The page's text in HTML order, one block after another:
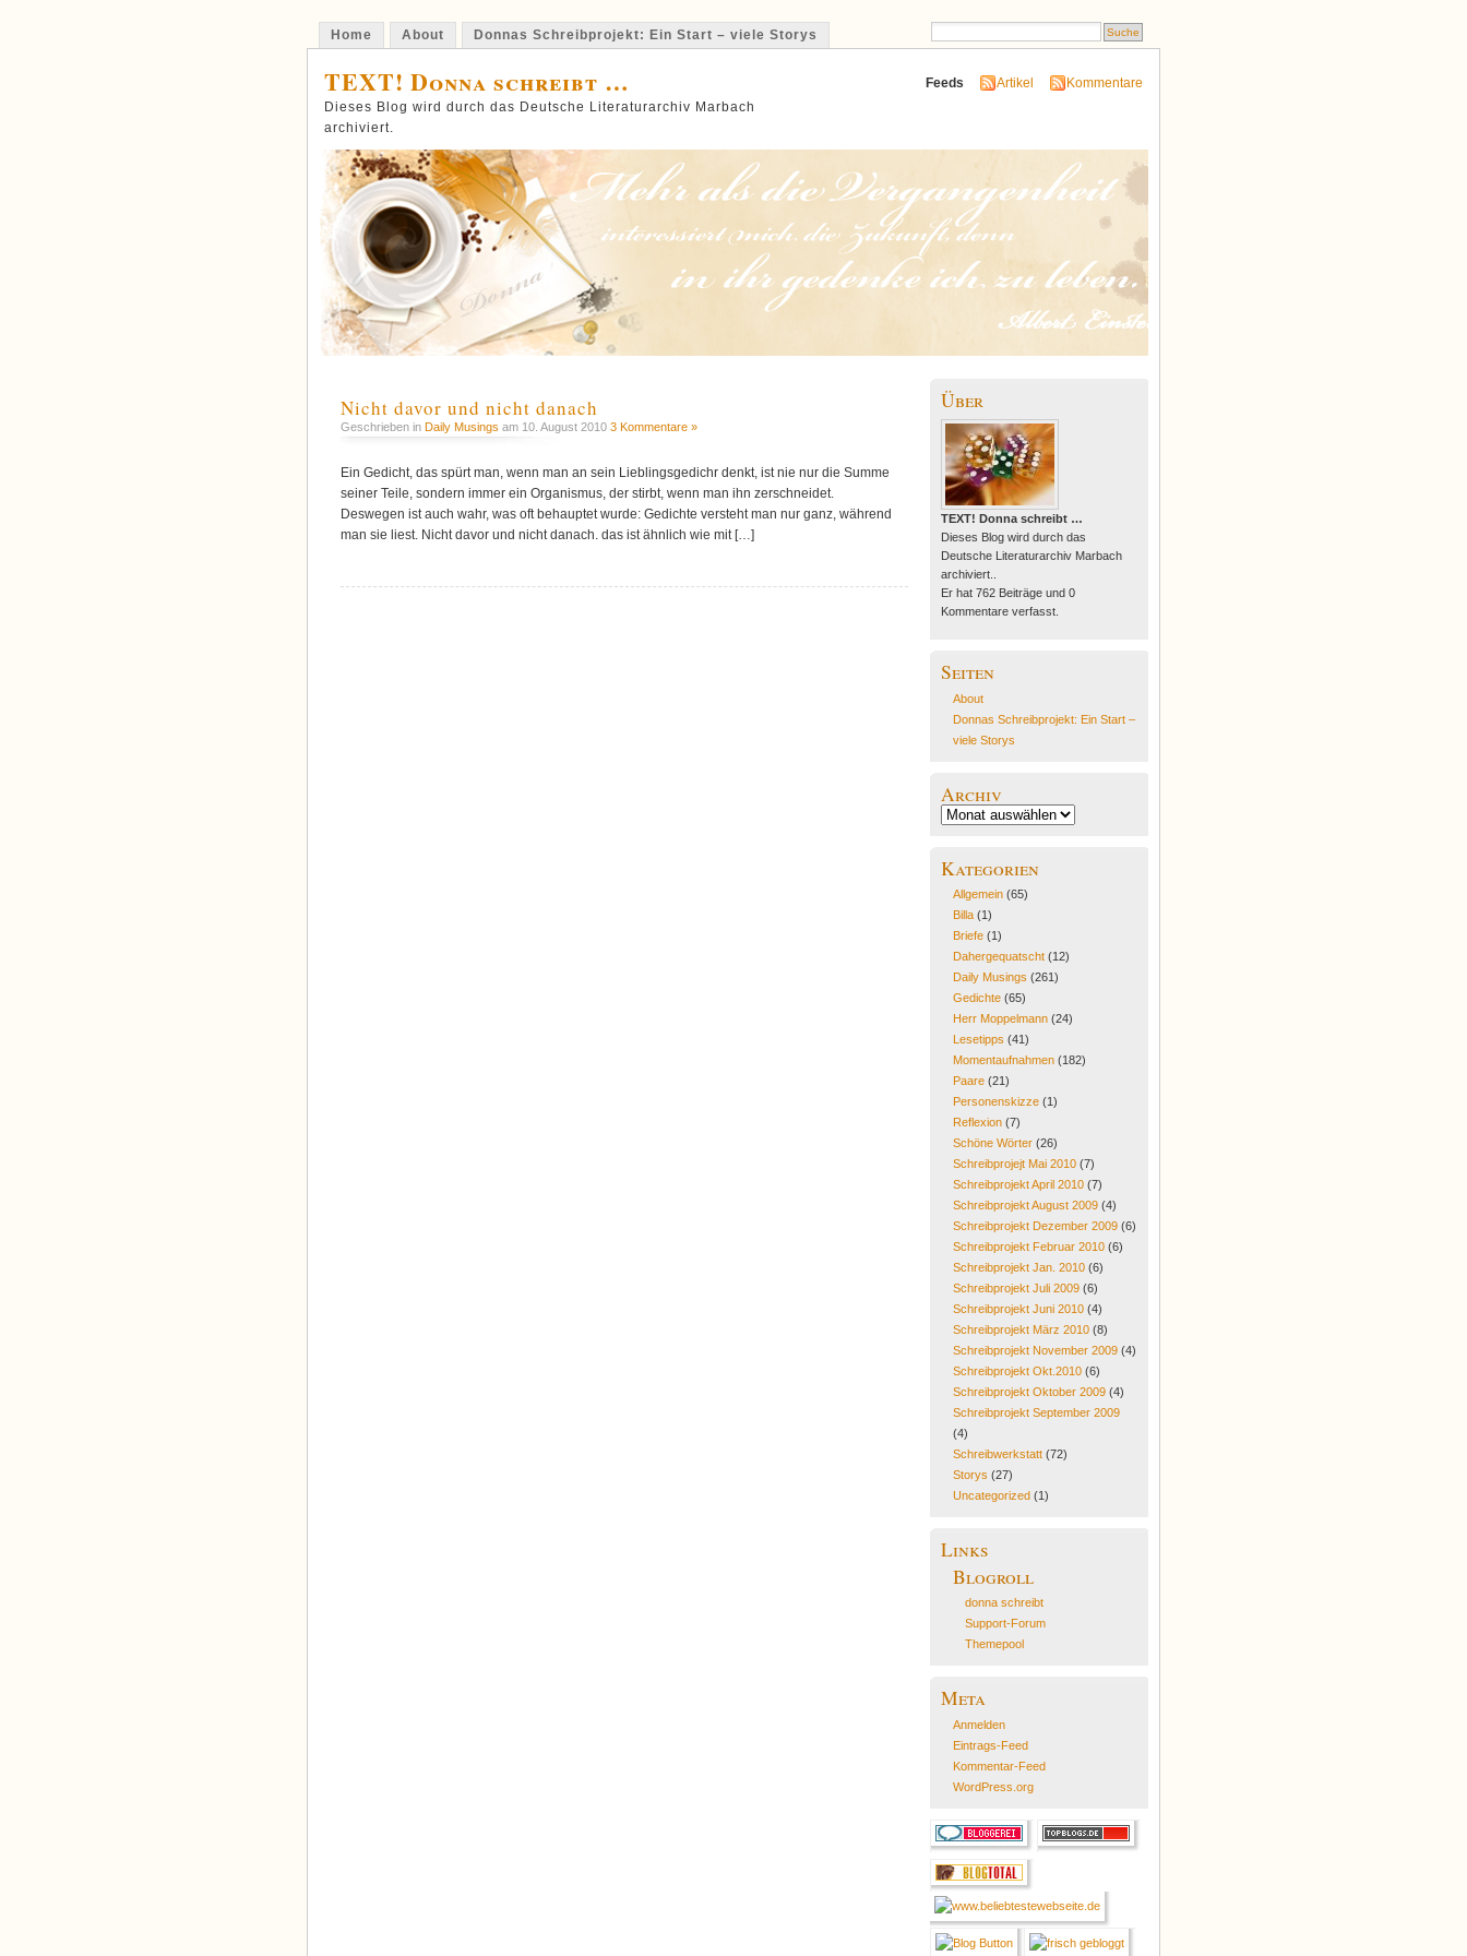
Home About Donnas Schreibprojekt: Ein Start – viele Storys
TEXT! Donna schreibt …
Dieses Blog wird durch das Deutsche Literaturarchiv Marbach
archiviert.
Feeds Artikel Kommentare
Nicht davor und nicht danach
Geschrieben in Daily Musings am 10. August 2010 3 Kommentare »
Ein Gedicht, das spürt man, wenn man an sein Lieblingsgedichr denkt, ist nie nur die Summe
seiner Teile, sondern immer ein Organismus, der stirbt, wenn man ihn zerschneidet.
Deswegen ist auch wahr, was oft behauptet wurde: Gedichte versteht man nur ganz, während
man sie liest. Nicht davor und nicht danach. das ist ähnlich wie mit […]
Über
TEXT! Donna schreibt …
Dieses Blog wird durch das
Deutsche Literaturarchiv Marbach
archiviert..
Er hat 762 Beiträge und 0
Kommentare verfasst.
Seiten
About
Donnas Schreibprojekt: Ein Start –
viele Storys
Archiv
Archiv
Kategorien
Allgemein(65)
Billa(1)
Briefe(1)
Dahergequatscht(12)
Daily Musings (261)
Gedichte(65)
Herr Moppelmann(24)
Lesetipps (41)
Momentaufnahmen(182)
Paare(21)
Personenskizze(1)
Reflexion(7)
Schöne Wörter(26)
Schreibprojejt Mai 2010(7)
Schreibprojekt April 2010(7)
Schreibprojekt August 2009(4)
Schreibprojekt Dezember 2009(6)
Schreibprojekt Februar 2010(6)
Schreibprojekt Jan. 2010(6)
Schreibprojekt Juli 2009(6)
Schreibprojekt Juni 2010(4)
Schreibprojekt März 2010(8)
Schreibprojekt November 2009(4)
Schreibprojekt Okt.2010(6)
Schreibprojekt Oktober 2009(4)
Schreibprojekt September 2009
(4)
Schreibwerkstatt(72)
Storys (27)
Uncategorized (1)
Links
Blogroll
donna schreibt
Support-Forum
Themepool
Meta
Anmelden
Eintrags-Feed
Kommentar-Feed
WordPress.org